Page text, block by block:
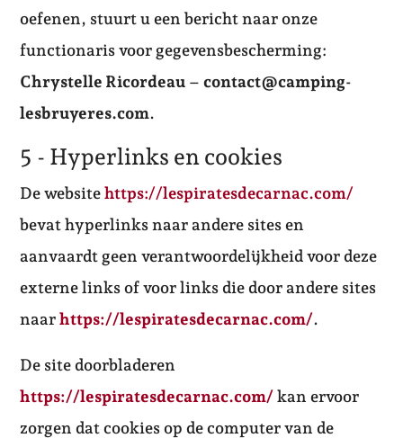
oefenen, stuurt u een bericht naar onze
functionaris voor gegevensbescherming:
Chrystelle Ricordeau –contact@camping-
lesbruyeres.com.
5 - Hyperlinks en cookies
De websitehttps://lespiratesdecarnac.com/
bevat hyperlinks naar andere sites en
aanvaardt geen verantwoordelijkheid voor deze
externe links of voor links die door andere sites
naarhttps://lespiratesdecarnac.com/.
De site doorbladeren
https://lespiratesdecarnac.com/kan ervoor
zorgen dat cookies op de computer van de